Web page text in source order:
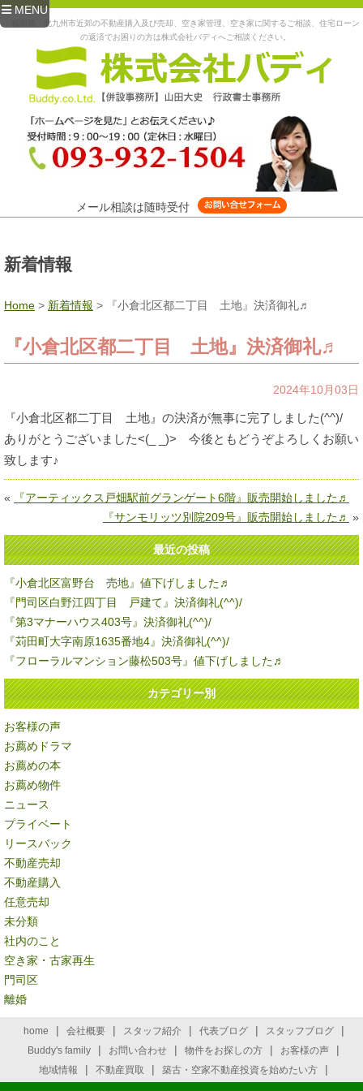
MENU
福岡県、北九州市近郊の不動産購入及び売却、空き家管理、空き家に関するご相談、住宅ローン
の返済でお困りの方は株式会社バディへご相談ください。
メール相談は随時受付
新着情報
Home > 新着情報 > 『小倉北区都二丁目 土地』決済御礼♬
『小倉北区都二丁目 土地』決済御礼♬
2024年10月03日
『小倉北区都二丁目 土地』の決済が無事に完了しました(^^)/
ありがとうございました<(_ _)> 今後ともどうぞよろしくお願い
致します♪
«
『アーティックス戸畑駅前グランゲート6階』販売開始しました♬
『サンモリッツ別院209号』販売開始しました♬ »
最近の投稿
『小倉北区富野台 売地』値下げしました♬
『門司区白野江四丁目 戸建て』決済御礼(^^)/
『第3マナーハウス403号』決済御礼(^^)/
『苅田町大字南原1635番地4』決済御礼(^^)/
『フローラルマンション藤松503号』値下げしました♬
カテゴリー別
お客様の声
お薦めドラマ
お薦めの本
お薦め物件
ニュース
プライベート
リースバック
不動産売却
不動産購入
任意売却
未分類
社内のこと
空き家・古家再生
門司区
離婚
home | 会社概要 | スタッフ紹介 | 代表ブログ | スタッフブログ |
Buddy's family | お問い合わせ | 物件をお探しの方 | お客様の声 |
地域情報 | 不動産買取 | 築古・空家不動産投資を始めたい方 |